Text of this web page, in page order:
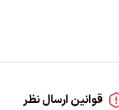
قوانین ارسال نظر